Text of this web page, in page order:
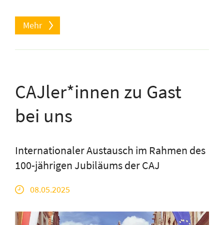
Mehr
CAJler*innen zu Gast
bei uns
Internationaler Austausch im Rahmen des
100-jährigen Jubiläums der CAJ
08.05.2025